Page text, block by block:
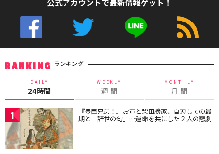
公式アカウントで最新情報ゲット！
RANKING ランキング
DAILY
24時間
WEEKLY
週 間
MONTHLY
月 間
1 『豊臣兄弟！』お市と柴田勝家、自刃しての最
期と「辞世の句」…運命を共にした２人の悲劇